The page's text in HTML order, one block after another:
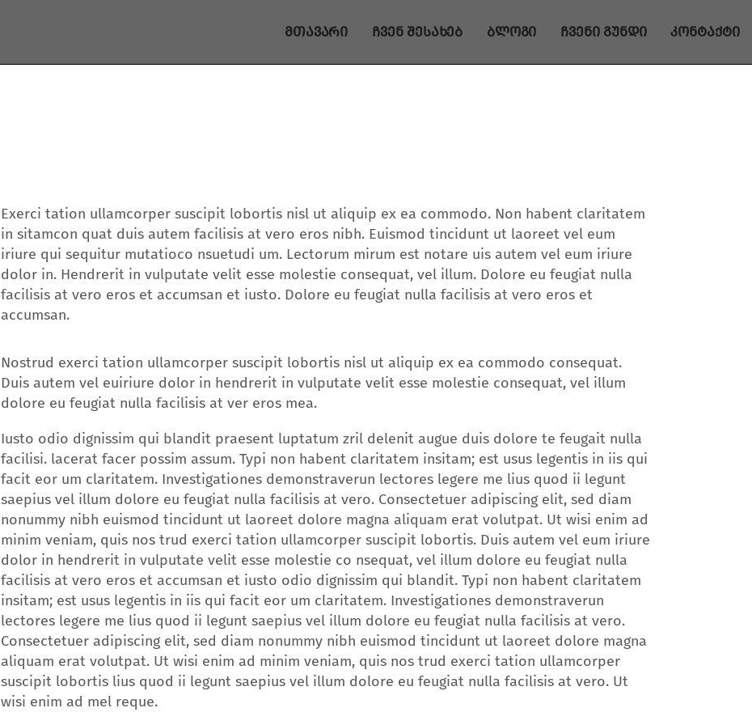
მთავარი ჩვენ შესახებ ბლოგი ჩვენი გუნდი კონტაქტი
Exerci tation ullamcorper suscipit lobortis nisl ut aliquip ex ea commodo. Non habent claritatem
in sitamcon quat duis autem facilisis at vero eros nibh. Euismod tincidunt ut laoreet vel eum
iriure qui sequitur mutatioco nsuetudi um. Lectorum mirum est notare uis autem vel eum iriure
dolor in. Hendrerit in vulputate velit esse molestie consequat, vel illum. Dolore eu feugiat nulla
facilisis at vero eros et accumsan et iusto. Dolore eu feugiat nulla facilisis at vero eros et
accumsan.
Nostrud exerci tation ullamcorper suscipit lobortis nisl ut aliquip ex ea commodo consequat.
Duis autem vel euiriure dolor in hendrerit in vulputate velit esse molestie consequat, vel illum
dolore eu feugiat nulla facilisis at ver eros mea.
Iusto odio dignissim qui blandit praesent luptatum zril delenit augue duis dolore te feugait nulla
facilisi. lacerat facer possim assum. Typi non habent claritatem insitam; est usus legentis in iis qui
facit eor um claritatem. Investigationes demonstraverun lectores legere me lius quod ii legunt
saepius vel illum dolore eu feugiat nulla facilisis at vero. Consectetuer adipiscing elit, sed diam
nonummy nibh euismod tincidunt ut laoreet dolore magna aliquam erat volutpat. Ut wisi enim ad
minim veniam, quis nos trud exerci tation ullamcorper suscipit lobortis. Duis autem vel eum iriure
dolor in hendrerit in vulputate velit esse molestie co nsequat, vel illum dolore eu feugiat nulla
facilisis at vero eros et accumsan et iusto odio dignissim qui blandit. Typi non habent claritatem
insitam; est usus legentis in iis qui facit eor um claritatem. Investigationes demonstraverun
lectores legere me lius quod ii legunt saepius vel illum dolore eu feugiat nulla facilisis at vero.
Consectetuer adipiscing elit, sed diam nonummy nibh euismod tincidunt ut laoreet dolore magna
aliquam erat volutpat. Ut wisi enim ad minim veniam, quis nos trud exerci tation ullamcorper
suscipit lobortis lius quod ii legunt saepius vel illum dolore eu feugiat nulla facilisis at vero. Ut
wisi enim ad mel reque.